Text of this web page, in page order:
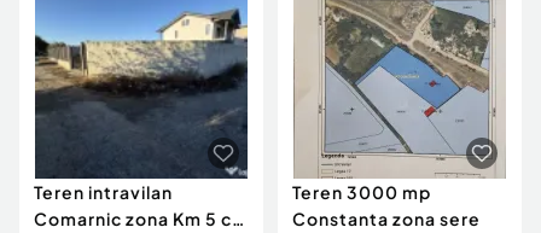
Teren intravilan
Comarnic zona Km 5 cu
Teren 3000 mp
Constanta zona sere